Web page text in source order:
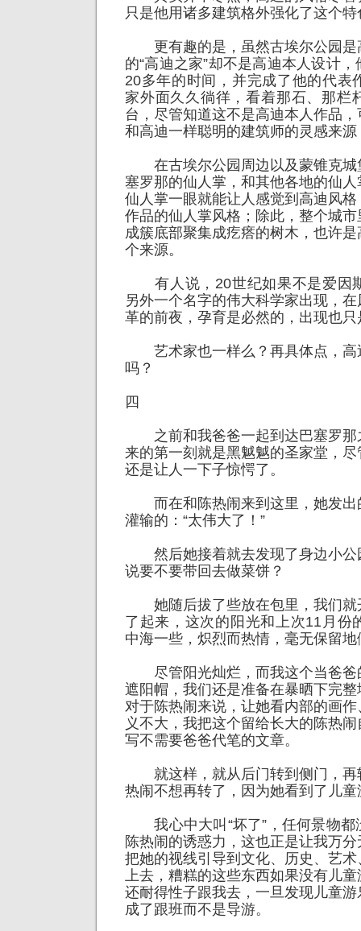
只是他用诸多建筑格外强化了这个
更有趣的是，虽然古埃尔公园是
的“高迪之家”却不是高迪本人设计
20多年的时间，并完成了他的代表
家外面久久徜徉，看着那石、那栏
台，尽管知道这不是高迪本人作品
和高迪一样聪明的建筑师的灵感来
在古埃尔公园周边以及蒙锥克城
塞罗那的仙人掌，和其他各地的仙
仙人掌一眼就能让人感觉到高迪风
作品的仙人掌风格；除此，整个城
成簇底部聚集成疙瘩的树木，也许
个来源。
有人说，20世纪如果不是爱因
另外一个名字的伟大科学家出现，
革的前夜，孕育是必然的，出现也
艺术家也一样么？再具体点，高
吗？
四
之前和我爸爸一起到达巴塞罗那
来的第一刻就是黑魆魆的圣家堂，
还是让人一下子惊愕了。
而在和陈热闹来到这里，她发出
灌输的：“太伟大了！”
然后她接着就去发现了身边小公
说要不要带回去做菜饼？
她随后拔了些放在包里，我们就
了起来，这次的阳光和上次11月份
中海一些，炽烈而热情，毫无保留
尽管阳光灿烂，而我这个当爸爸
遮阳帽，我们还是准备在暴晒下完
对于陈热闹来说，让她看内部的画
义不大，我把这个留给长大的陈热
写不需要爸爸代笔的文章。
就这样，就从后门转到侧门，再
热闹不想再转了，因为她看到了儿童
我心中大叫“坏了”，任何景物都
陈热闹的诱惑力，这也正是让我万
把她的视线引导到文化、历史、艺
上去，糟糕的这些东西如果没有儿
还耐得性子跟我去，一旦发现儿童
成了跟班而不是导游。